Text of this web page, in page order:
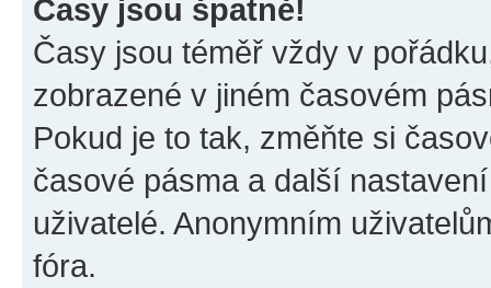
Časy jsou špatně!
Časy jsou téměř vždy v
zobrazené v jiném časovém
Pokud je to tak, změňte si
časové pásma a další
uživatelé. Anonymním
fóra.